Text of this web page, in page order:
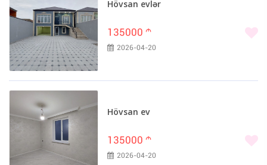
Hövsan evlər
135000 m
2026-04-20
Hövsan ev
135000 m
2026-04-20